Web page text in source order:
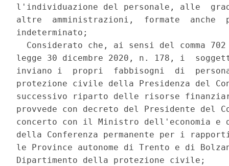
l'individuazione del personale, alle
altre  amministrazioni,  formate  anche
indeterminato;
Considerato che, ai sensi del comma
legge 30 dicembre 2020, n. 178, i
inviano i  propri  fabbisogni  di
protezione civile della Presidenza del
successivo riparto delle risorse
provvede con decreto del Presidente
concerto con il Ministro dell'economia e
della Conferenza permanente per i
le Province autonome di Trento e di
Dipartimento della protezione civile;